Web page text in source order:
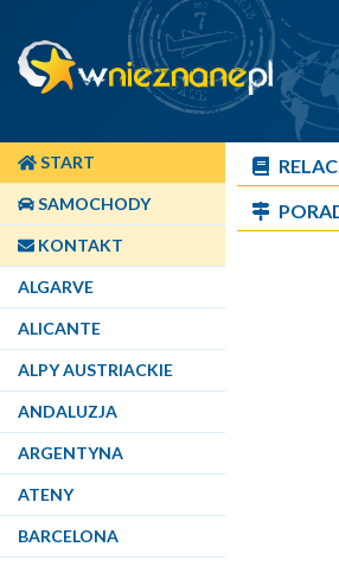
START
SAMOCHODY
KONTAKT
ALGARVE
ALICANTE
ALPY AUSTRIACKIE
ANDALUZJA
ARGENTYNA
ATENY
BARCELONA